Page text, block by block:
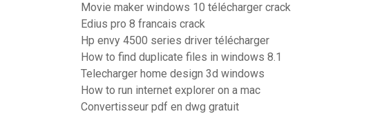
Movie maker windows 10 télécharger crack
Edius pro 8 francais crack
Hp envy 4500 series driver télécharger
How to find duplicate files in windows 8.1
Telecharger home design 3d windows
How to run internet explorer on a mac
Convertisseur pdf en dwg gratuit